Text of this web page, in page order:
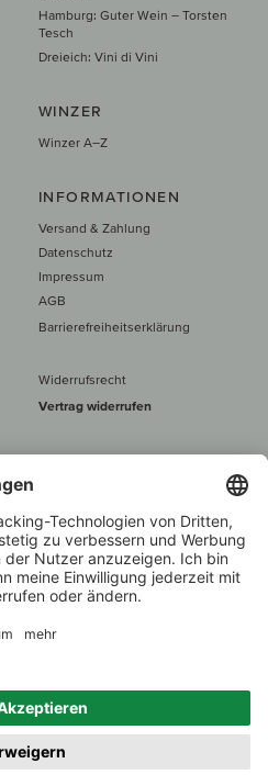
Hamburg: Guter Wein – Torsten
Tesch
Dreieich: Vini di Vini
WINZER
Winzer A–Z
INFORMATIONEN
Versand & Zahlung
Datenschutz
Impressum
AGB
Barrierefreiheitserklärung
Widerrufsrecht
Vertrag widerrufen
Alle Preise inkl. MwSt., zzgl. 5 €
60 € versand­kosten­
Beratung unter
Weinhändler
des Jahres 2022
Zurück